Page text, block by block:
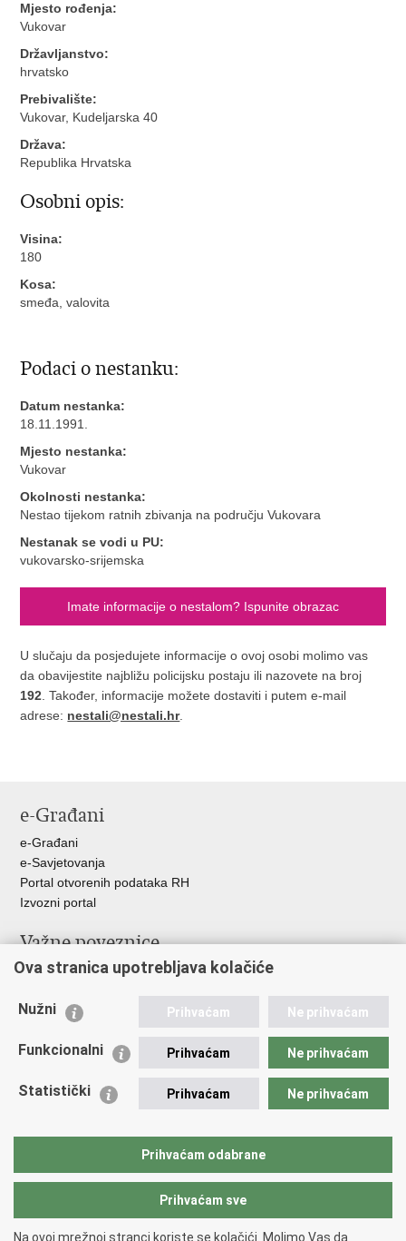
Mjesto rođenja:
Vukovar
Državljanstvo:
hrvatsko
Prebivalište:
Vukovar, Kudeljarska 40
Država:
Republika Hrvatska
Osobni opis:
Visina:
180
Kosa:
smeđa, valovita
Podaci o nestanku:
Datum nestanka:
18.11.1991.
Mjesto nestanka:
Vukovar
Okolnosti nestanka:
Nestao tijekom ratnih zbivanja na području Vukovara
Nestanak se vodi u PU:
vukovarsko-srijemska
Imate informacije o nestalom? Ispunite obrazac
U slučaju da posjedujete informacije o ovoj osobi molimo vas
da obavijestite najbližu policijsku postaju ili nazovete na broj
192. Također, informacije možete dostaviti i putem e-mail
adrese: nestali@nestali.hr.
e-Građani
e-Građani
e-Savjetovanja
Portal otvorenih podataka RH
Izvozni portal
Važne poveznice
Ministarstvo unutarnjih poslova RH
Nestale osobe u Domovinskom ratu (Ministarstvo hrvatskih
Ministarstvo znanosti i obrazovanja
Ova stranica upotrebljava kolačiće
Nužni Prihvaćam Ne prihvaćam
Funkcionalni Prihvaćam Ne prihvaćam
Statistički Prihvaćam Ne prihvaćam
Prihvaćam odabrane
Prihvaćam sve
Na ovoj mrežnoj stranci koriste se kolačići. Molimo Vas da